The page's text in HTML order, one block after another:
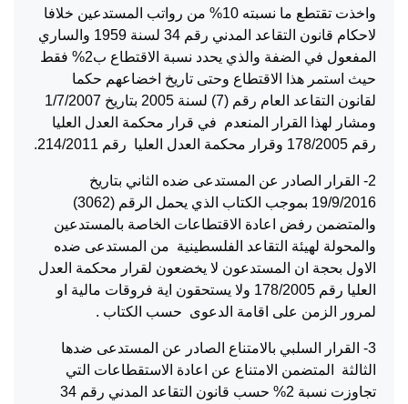
واخذت تقتطع ما نسبته 10% من رواتب المستدعين خلافا
لاحكام قانون التقاعد المدني رقم 34 لسنة 1959 والساري
المفعول في الضفة والذي يحدد نسبة الاقتطاع ب2% فقط
حيث استمر هذا الاقتطاع وحتى تاريخ اخضاعهم حكما
لقانون التقاعد العام رقم (7) لسنة 2005 بتاريخ 1/7/2007
ومشار لهذا القرار المنعدم في قرار محكمة العدل العليا
رقم 178/2005 وقرار محكمة العدل العليا رقم 214/2011.
2- القرار الصادر عن المستدعى ضده الثاني بتاريخ
19/9/2016 بموجب الكتاب الذي يحمل الرقم (3062)
والمتضمن رفض اعادة الاقتطاعات الخاصة بالمستدعين
والمحولة لهيئة التقاعد الفلسطينية من المستدعى ضده
الاول بحجة ان المستدعون لا يخضعون لقرار محكمة العدل
العليا رقم 178/2005 ولا يستحقون اية فروقات مالية او
لمرور الزمن على اقامة الدعوى حسب الكتاب .
3- القرار السلبي بالامتناع الصادر عن المستدعى ضدها
الثالثة المتضمن الامتناع عن اعادة الاستقطاعات التي
تجاوزت نسبة 2% حسب قانون التقاعد المدني رقم 34